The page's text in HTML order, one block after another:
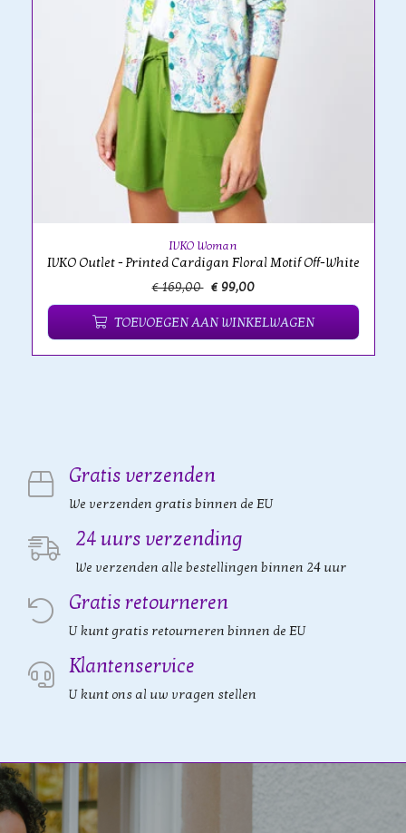
IVKO Woman
IVKO Outlet - Printed Cardigan Floral Motif Off-White
€ 169,00 € 99,00
TOEVOEGEN AAN WINKELWAGEN
Gratis verzenden
We verzenden gratis binnen de EU
24 uurs verzending
We verzenden alle bestellingen binnen 24 uur
Gratis retourneren
U kunt gratis retourneren binnen de EU
Klantenservice
U kunt ons al uw vragen stellen